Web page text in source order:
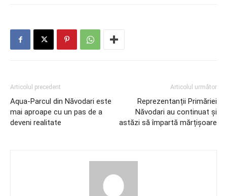
Articolul precedent
Aqua-Parcul din Năvodari este
mai aproape cu un pas de a
deveni realitate
Articolul următor
Reprezentanții Primăriei
Năvodari au continuat și
astăzi să împartă mărțișoare